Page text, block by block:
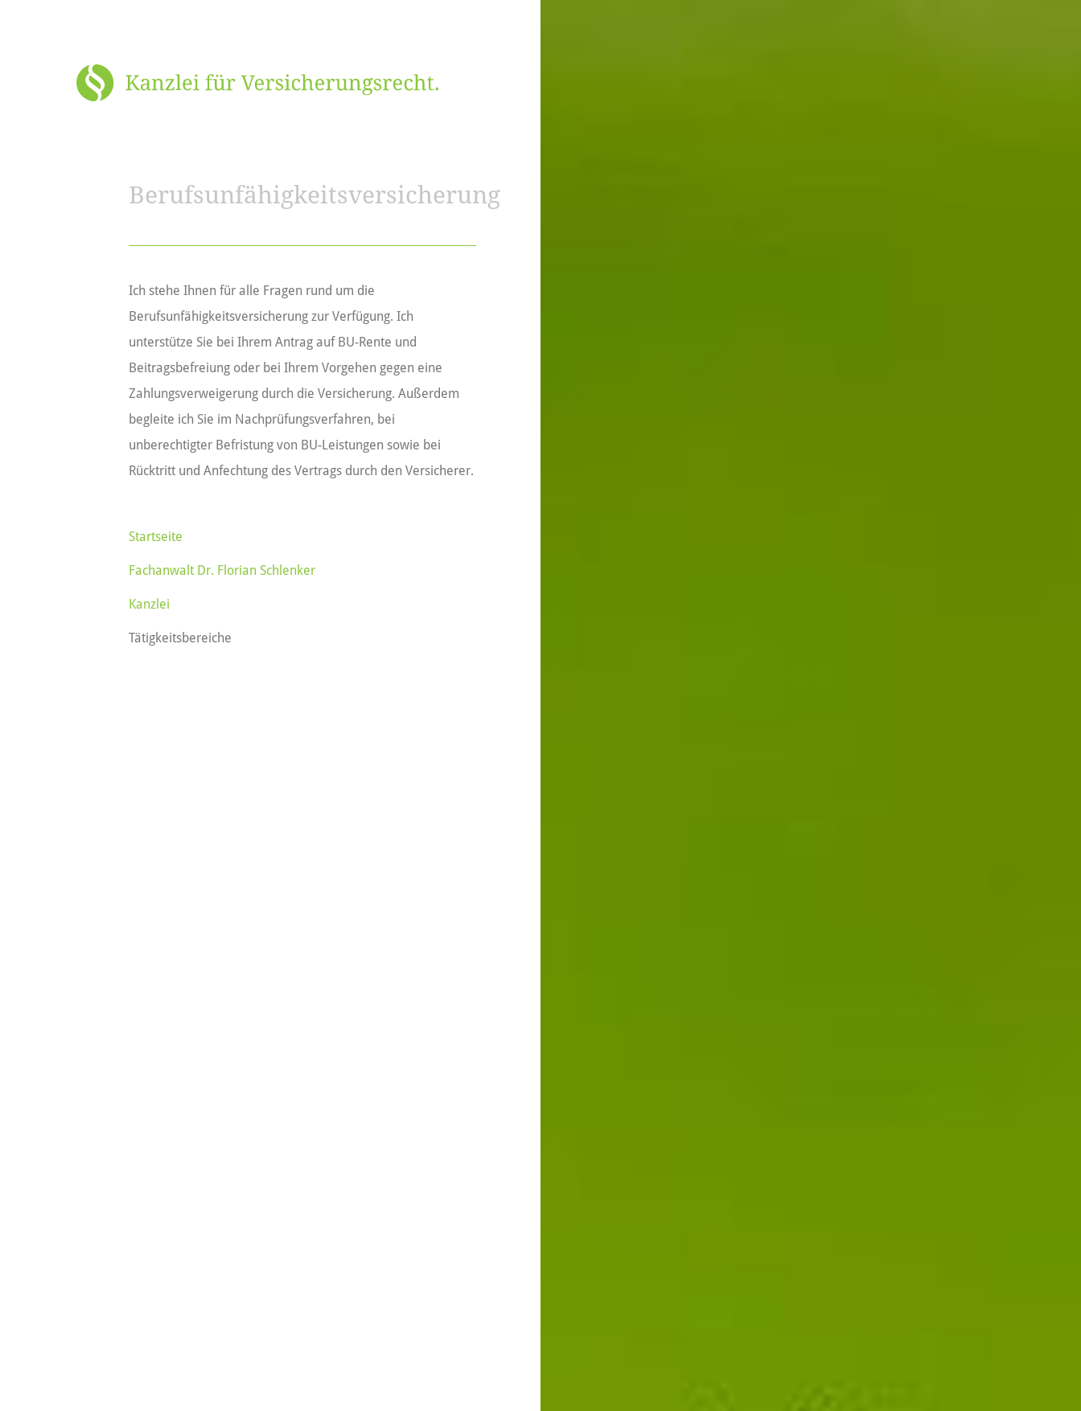
Berufsunfähigkeitsversicherung
Ich stehe Ihnen für alle Fragen rund um die
Berufsunfähigkeitsversicherung zur Verfügung. Ich
unterstütze Sie bei Ihrem Antrag auf BU-Rente und
Beitragsbefreiung oder bei Ihrem Vorgehen gegen eine
Zahlungsverweigerung durch die Versicherung. Außerdem
begleite ich Sie im Nachprüfungsverfahren, bei
unberechtigter Befristung von BU-Leistungen sowie bei
Rücktritt und Anfechtung des Vertrags durch den Versicherer.
Startseite
Fachanwalt Dr. Florian Schlenker
Kanzlei
Tätigkeitsbereiche